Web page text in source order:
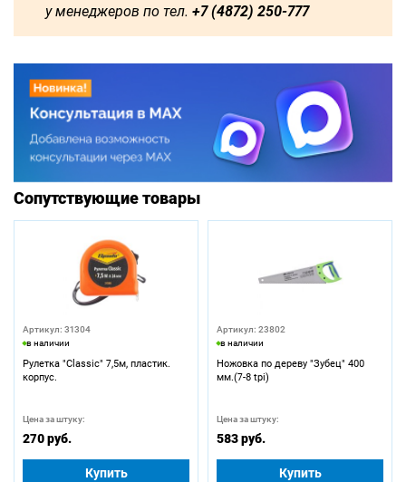
у менеджеров по тел. +7 (4872) 250-777
Сопутствующие товары
Артикул: 31304
в наличии
Рулетка "Classic" 7,5м, пластик.
корпус.
Цена за штуку:
270 руб.
Купить
Артикул: 23802
в наличии
Ножовка по дереву "Зубец" 400
мм.(7-8 tpi)
Цена за штуку:
583 руб.
Купить